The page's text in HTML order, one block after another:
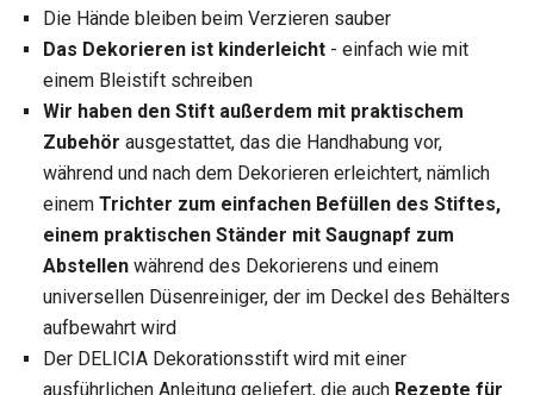
Die Hände bleiben beim Verzieren sauber
Das Dekorieren ist kinderleicht - einfach wie mit
einem Bleistift schreiben
Wir haben den Stift außerdem mit praktischem
Zubehör ausgestattet, das die Handhabung vor,
während und nach dem Dekorieren erleichtert, nämlich
einem Trichter zum einfachen Befüllen des Stiftes,
einem praktischen Ständer mit Saugnapf zum
Abstellen während des Dekorierens und einem
universellen Düsenreiniger, der im Deckel des Behälters
aufbewahrt wird
Der DELICIA Dekorationsstift wird mit einer
ausführlichen Anleitung geliefert, die auch Rezepte für